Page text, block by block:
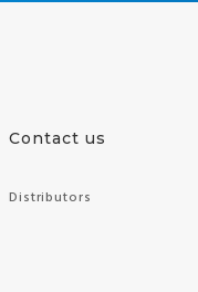
Contact us
Distributors